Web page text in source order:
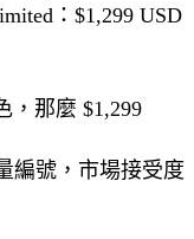
：$1,299 USD
，那麼 $1,299
編號，市場接受度